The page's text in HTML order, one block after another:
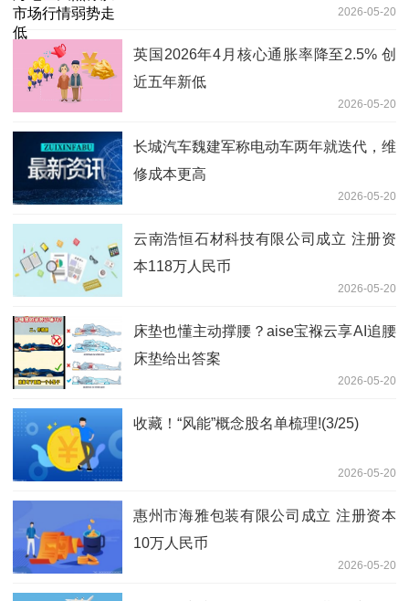
2026-05-20
英国2026年4月核心通胀率降至2.5% 创
近五年新低
2026-05-20
长城汽车魏建军称电动车两年就迭代，维
修成本更高
2026-05-20
云南浩恒石材科技有限公司成立 注册资
本118万人民币
2026-05-20
床垫也懂主动撑腰？aise宝褓云享AI追腰
床垫给出答案
2026-05-20
收藏！“风能”概念股名单梳理!(3/25)
2026-05-20
惠州市海雅包装有限公司成立 注册资本
10万人民币
2026-05-20